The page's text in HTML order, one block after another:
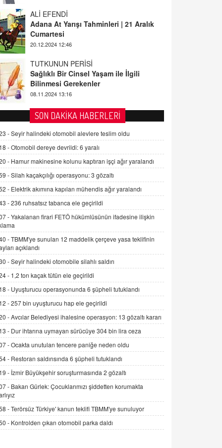
ALİ EFENDİ
Adana At Yarışı Tahminleri | 21 Aralık
Cumartesi
20.12.2024 12:46
TUTKUNUN PERİSİ
Sağlıklı Bir Cinsel Yaşam ile İlgili
Bilinmesi Gerekenler
08.11.2024 13:16
FARUK ÖNALAN
Tezkere Onaylanmasaydı…
2 Kasım 2021 Salı 00:11
AV. DOĞAN CAN DOĞAN
Kişisel verilerin korunması ve dijital
hukukun gelişimi
15.09.2025 16:17
SEHER EREK
Kış Ayları Geldi, Hangi Önlemler
Alınmalı?
9.12.2025 10:11
İNCİ GÜL AKÖL
Trump Keşke Adana'yı da Ziyaret Etse...
06.07.2026 13:00
ADEM AKÖL
Esed Destekçilerinin Yüzüne Vurulan
Şamar: Sednaya
11.12.2024 12:30
DR. EKREM ASLAN
Gerçek Ne, Algı Ne? "Beraber
Yürüyoruz" Cümlesinin Peşinden
19.07.2025 12:45
GÖNÜL MENEKŞE
Şifacının Yolu
04.11.2025 12:56
SON DAKİKA HABERLERİ
-Seyir halindeki otomobil alevlere teslim oldu
-Otomobil dereye devrildi: 6 yaralı
- Hamur makinesine kolunu kaptıran işçi ağır yaralandı
-Silah kaçakçılığı operasyonu: 3 gözaltı
- Elektrik akımına kapılan mühendis ağır yaralandı
-236 ruhsatsız tabanca ele geçirildi
-Yakalanan firari FETÖ hükümlüsünün ifadesine ilişkin
-TBMM'ye sunulan 12 maddelik çerçeve yasa teklifinin
açıklandı
-Seyir halindeki otomobile silahlı saldırı
- 1,2 ton kaçak tütün ele geçirildi
- Uyuşturucu operasyonunda 6 şüpheli tutuklandı
-257 bin uyuşturucu hap ele geçirildi
-Avcılar Belediyesi ihalesine operasyon: 13 gözaltı kararı
- Dur ihtarına uymayan sürücüye 304 bin lira ceza
-Ocakta unutulan tencere paniğe neden oldu
- Restoran saldırısında 6 şüpheli tutuklandı
- İzmir Büyükşehir soruşturmasında 2 gözaltı
- Bakan Gürlek: Çocuklarımızı şiddetten korumakta
-Terörsüz Türkiye' kanun teklifi TBMM'ye sunuluyor
- Kontrolden çıkan otomobil parka daldı